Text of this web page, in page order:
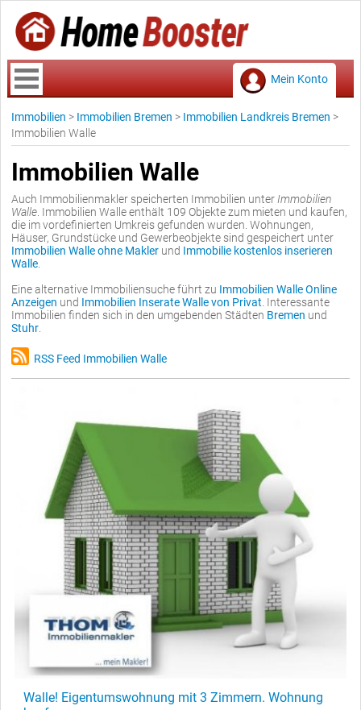
Mein Konto
Immobilien > Immobilien Bremen > Immobilien Landkreis Bremen >
Immobilien Walle
Immobilien Walle
Auch Immobilienmakler speicherten Immobilien unter Immobilien
Walle . Immobilien Walle enthält 109 Objekte zum mieten und kaufen,
die im vordefinierten Umkreis gefunden wurden. Wohnungen,
Häuser, Grundstücke und Gewerbeobjekte sind gespeichert unter
Immobilien Walle ohne Makler und Immobilie kostenlos inserieren
Walle
Eine alternative Immobiliensuche führt zu Immobilien Walle Online
Anzeigen und Immobilien Inserate Walle von Privat . Interessante
Immobilien finden sich in den umgebenden Städten Bremen und
Stuhr
RSS Feed Immobilien Walle
Walle! Eigentumswohnung mit 3 Zimmern. Wohnung